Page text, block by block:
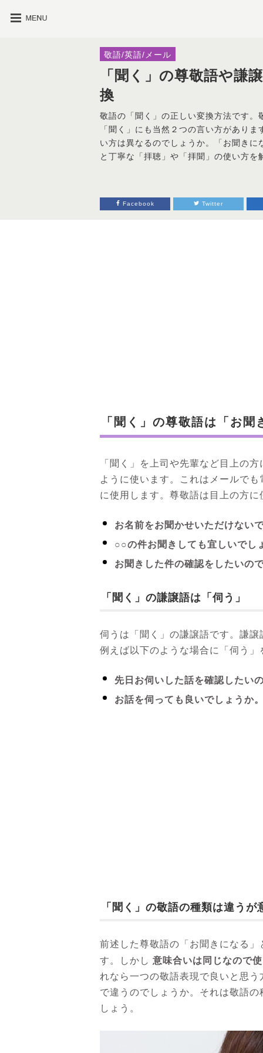
敬語/英語/メール
「聞く」の尊敬語や謙
換
敬語の「聞く」の正しい変換方法です。
「聞く」にも当然２つの言い方があり
い方は異なるのでしょうか。「お聞き
と丁寧な「拝聴」や「拝聞」の使い方を
Facebook Twitter
「聞く」の尊敬語は「お聞
「聞く」を上司や先輩など目上の
ように使います。これはメールで
に使用します。尊敬語は目上の方に
お名前をお聞かせいただけない
○○の件お聞きしても宜しいでし
お聞きした件の確認をしたいの
「聞く」の謙譲語は「伺う」
伺うは「聞く」の謙譲語です。謙
例えば以下のような場合に「伺う」
先日お伺いした話を確認したい
お話を伺っても良いでしょうか
「聞く」の敬語の種類は違うが
前述した尊敬語の「お聞きになる
す。しかし 意味合いは同じなので
れなら一つの敬語表現で良いと思
で違うのでしょうか。それは敬語
しょう。